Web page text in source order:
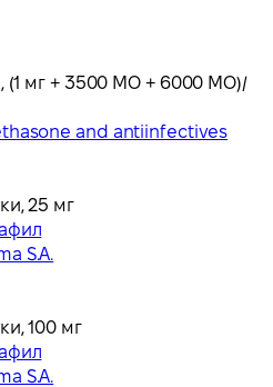
(1 мг + 3500 МО + 6000 МО)/
and antiinfectives
25 мг
S.A.
100 мг
S.A.